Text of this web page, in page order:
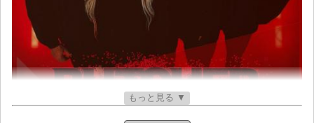
もっと見る ▼